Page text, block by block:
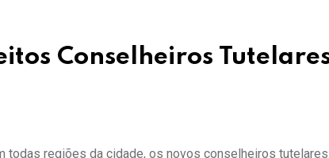
Conselheiros
todas regiões da cidade, os novos conselheiros